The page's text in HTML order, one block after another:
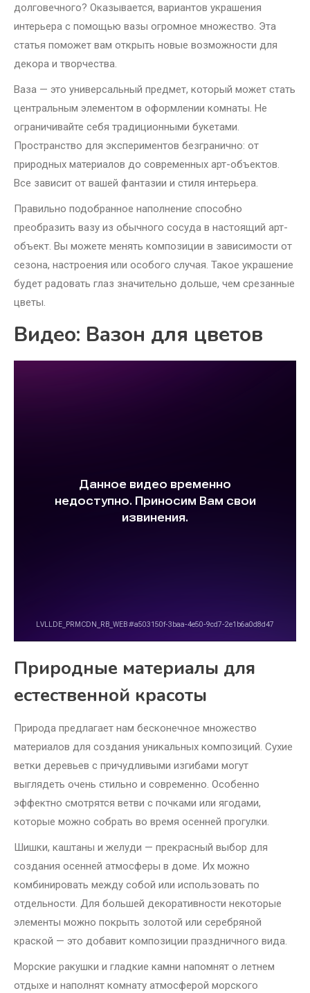
долговечного? Оказывается, вариантов украшения
интерьера с помощью вазы огромное множество. Эта
статья поможет вам открыть новые возможности для
декора и творчества.
Ваза — это универсальный предмет, который может стать
центральным элементом в оформлении комнаты. Не
ограничивайте себя традиционными букетами.
Пространство для экспериментов безгранично: от
природных материалов до современных арт-объектов.
Все зависит от вашей фантазии и стиля интерьера.
Правильно подобранное наполнение способно
преобразить вазу из обычного сосуда в настоящий арт-
объект. Вы можете менять композиции в зависимости от
сезона, настроения или особого случая. Такое украшение
будет радовать глаз значительно дольше, чем срезанные
цветы.
Видео: Вазон для цветов
Природные материалы для
естественной красоты
Природа предлагает нам бесконечное множество
материалов для создания уникальных композиций. Сухие
ветки деревьев с причудливыми изгибами могут
выглядеть очень стильно и современно. Особенно
эффектно смотрятся ветви с почками или ягодами,
которые можно собрать во время осенней прогулки.
Шишки, каштаны и желуди — прекрасный выбор для
создания осенней атмосферы в доме. Их можно
комбинировать между собой или использовать по
отдельности. Для большей декоративности некоторые
элементы можно покрыть золотой или серебряной
краской — это добавит композиции праздничного вида.
Морские ракушки и гладкие камни напомнят о летнем
отдыхе и наполнят комнату атмосферой морского